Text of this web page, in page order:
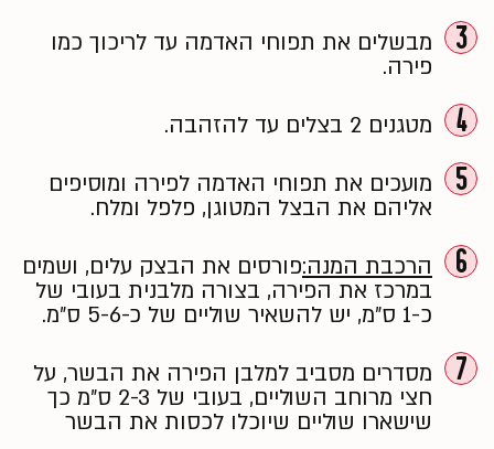
3
מבשלים את תפוחי האדמה עד לריכוך כמו
פירה.
4 מטגנים 2 בצלים עד להזהבה.
5
מועכים את תפוחי האדמה לפירה ומוסיפים
אליהם את הבצל המטוגן, פלפל ומלח.
6 הרכבת המנה:פורסים את הבצק עלים, ושמים
במרכז את הפירה, בצורה מלבנית בעובי של
כ-1 ס״מ, יש להשאיר שוליים של כ-5-6 ס״מ.
7
מסדרים מסביב למלבן הפירה את הבשר, על
חצי מרוחב השוליים, בעובי של 2-3 ס״מ כך
שישארו שוליים שיוכלו לכסות את הבשר